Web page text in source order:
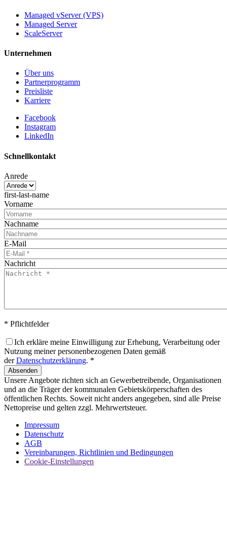
Managed vServer (VPS)
Managed Server
ScaleServer
Unternehmen
Über uns
Partnerprogramm
Preisliste
Karriere
Facebook
Instagram
LinkedIn
Schnellkontakt
Anrede
first-last-name
Vorname
Nachname
E-Mail
Nachricht
* Pflichtfelder
Ich erkläre meine Einwilligung zur Erhebung, Verarbeitung oder
Nutzung meiner personenbezogenen Daten gemäß
derDatenschutzerklärung. *
Absenden
Unsere Angebote richten sich an Gewerbetreibende, Organisationen
und an die Träger der kommunalen Gebietskörperschaften des
öffentlichen Rechts. Soweit nicht anders angegeben, sind alle Preise
Nettopreise und gelten zzgl. Mehrwertsteuer.
Impressum
Datenschutz
AGB
Vereinbarungen, Richtlinien und Bedingungen
Cookie-Einstellungen